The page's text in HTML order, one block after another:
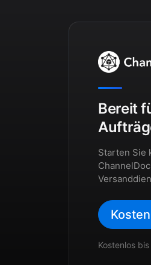
Bereit
Starten Sie
Kostenlos